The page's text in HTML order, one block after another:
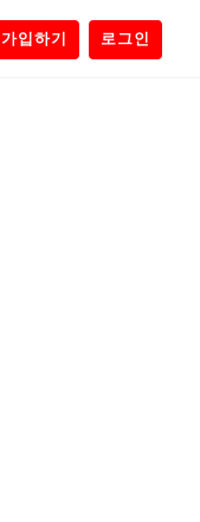
가입하기 로그인